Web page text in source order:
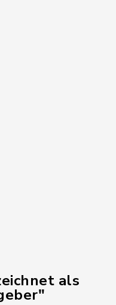
als